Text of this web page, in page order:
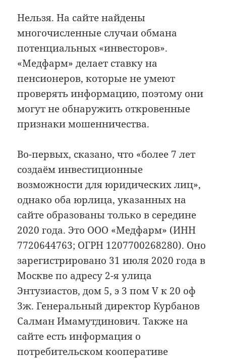
Нельзя. На сайте найдены
многочисленные случаи обмана
потенциальных «инвесторов».
«Медфарм» делает ставку на
пенсионеров, которые не умеют
проверять информацию, поэтому они
могут не обнаружить откровенные
признаки мошенничества.
Во-первых, сказано, что «более 7 лет
создаём инвестиционные
возможности для юридических лиц»,
однако оба юрлица, указанных на
сайте образованы только в середине
2020 года. Это ООО «Медфарм» (ИНН
7720644763; ОГРН 1207700268280). Оно
зарегистрировано 31 июля 2020 года в
Москве по адресу 2-я улица
Энтузиастов, дом 5, э 3 пом V к 20 оф
3ж. Генеральный директор Курбанов
Салман Имамутдинович. Также на
сайте есть информация о
потребительском кооперативе